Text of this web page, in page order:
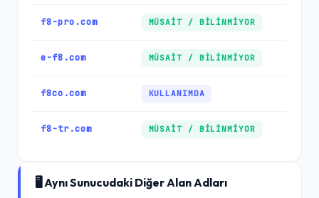
f8-pro.com MÜSAIT / BILINMIYOR
e-f8.com MÜSAIT / BILINMIYOR
f8co.com KULLANIMDA
f8-tr.com MÜSAIT / BILINMIYOR
🖥️ Aynı Sunucudaki Diğer Alan Adları